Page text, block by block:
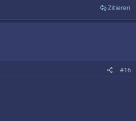
Zitieren
#16